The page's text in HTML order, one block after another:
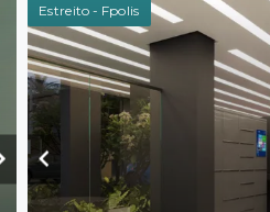
Estreito - Fpolis